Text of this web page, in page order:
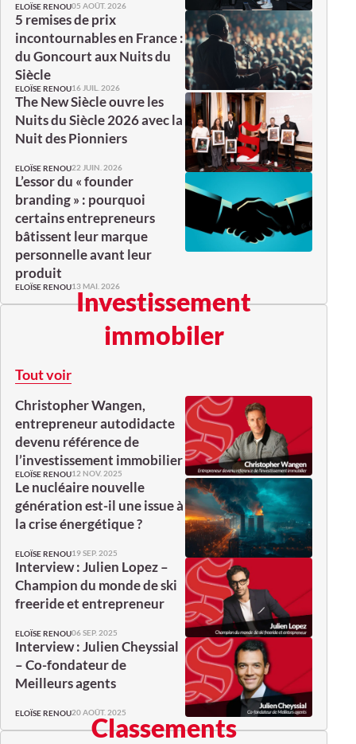
ELOÏSE RENOU05 AOÛT. 2026
5 remises de prix
incontournables en France :
du Goncourt aux Nuits du
Siècle
ELOÏSE RENOU16 JUIL. 2026
The New Siècle ouvre les
Nuits du Siècle 2026 avec la
Nuit des Pionniers
ELOÏSE RENOU22 JUIN. 2026
L’essor du « founder
branding » : pourquoi
certains entrepreneurs
bâtissent leur marque
personnelle avant leur
produit
ELOÏSE RENOU13 MAI. 2026
Investissement
immobiler
Tout voir
Christopher Wangen,
entrepreneur autodidacte
devenu référence de
l’investissement immobilier
ELOÏSE RENOU12 NOV. 2025
Le nucléaire nouvelle
génération est-il une issue à
la crise énergétique ?
ELOÏSE RENOU19 SEP. 2025
Interview : Julien Lopez –
Champion du monde de ski
freeride et entrepreneur
ELOÏSE RENOU06 SEP. 2025
Interview : Julien Cheyssial
– Co-fondateur de
Meilleurs agents
ELOÏSE RENOU20 AOÛT. 2025
Classements